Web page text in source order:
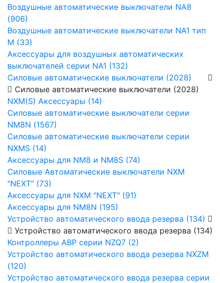
Воздушные автоматические выключатели NA8
(906)
Воздушные автоматические выключатели NA1 тип
М (33)
Аксессуары для воздушных автоматических
выключателей серии NA1 (132)
Силовые автоматические выключатели (2028)
Силовые автоматические выключатели (2028)
NXM(S) Аксессуары (14)
Силовые автоматические выключатели серии
NM8N (1567)
Силовые автоматические выключатели серии
NXMS (14)
Аксессуары для NM8 и NM8S (74)
Силовые Автоматические выключатели NXM
"NEXT" (73)
Аксессуары для NXM "NEXT" (91)
Аксессуары для NM8N (195)
Устройство автоматического ввода резерва (134)
Устройство автоматического ввода резерва (134)
Контроллеры АВР серии NZQ7 (2)
Устройство автоматического ввода резерва NXZM
(120)
Устройство автоматического ввода резерва серии